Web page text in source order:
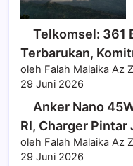
Telkomsel: 361
Terbarukan,
oleh Falah Malaika Az
29 Juni 2026
Anker Nano
RI, Charger Pintar
oleh Falah Malaika Az
29 Juni 2026